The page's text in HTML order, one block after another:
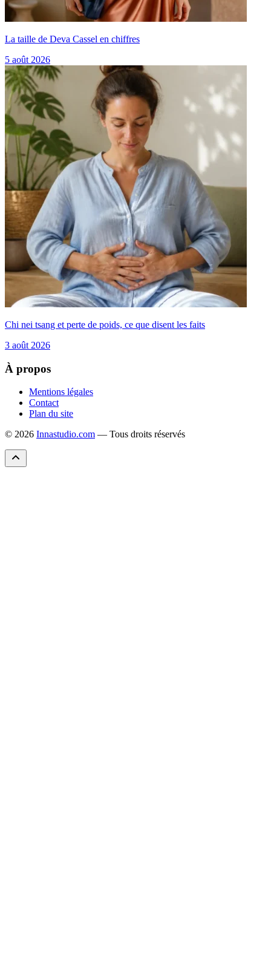
La taille de Deva Cassel en chiffres
5 août 2026
Chi nei tsang et perte de poids, ce que disent les faits
3 août 2026
À propos
Mentions légales
Contact
Plan du site
© 2026 Innastudio.com — Tous droits réservés